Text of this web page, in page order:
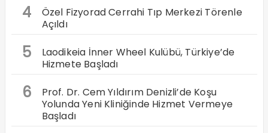
4
Özel Fizyorad Cerrahi Tıp Merkezi Törenle
Açıldı
5
Laodikeia İnner Wheel Kulübü, Türkiye’de
Hizmete Başladı
6
Prof. Dr. Cem Yıldırım Denizli’de Koşu
Yolunda Yeni Kliniğinde Hizmet Vermeye
Başladı